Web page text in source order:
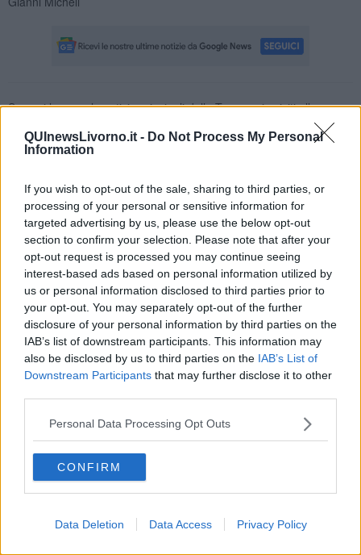
QUInewsLivorno.it - Do Not Process My Personal
Information
If you wish to opt-out of the sale, sharing to third parties, or
processing of your personal or sensitive information for
targeted advertising by us, please use the below opt-out
section to confirm your selection. Please note that after your
opt-out request is processed you may continue seeing
interest-based ads based on personal information utilized by
us or personal information disclosed to third parties prior to
your opt-out. You may separately opt-out of the further
disclosure of your personal information by third parties on the
IAB’s list of downstream participants. This information may
also be disclosed by us to third parties on the IAB’s List of
Downstream Participants that may further disclose it to other
Personal Data Processing Opt Outs
CONFIRM
Data Deletion Data Access Privacy Policy
Se vuoi leggere le notizie principali della Toscana iscriviti alla
Arriva gratis tutti i giorni
alle 20:00 direttamente nella tua casella di posta.
Fotogallery
Articoli dal Blog “Pagine allegre” di Gianni Micheli
​Ricciotti Ensemble: ovunque e per tutti
Ode ai lacci
​Il caffè Mattia Moreni